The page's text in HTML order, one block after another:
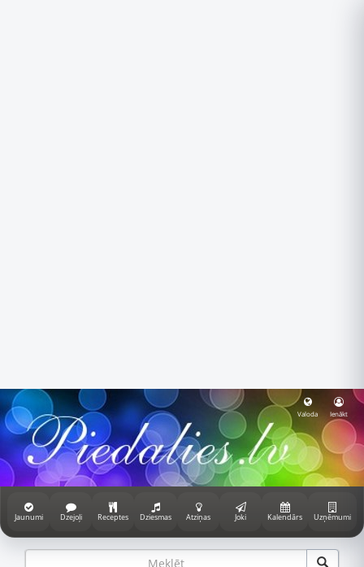
Valoda Ienākt
Jaunumi Dzejoļi Receptes Dziesmas Atziņas Joki Kalendārs Uzņēmumi